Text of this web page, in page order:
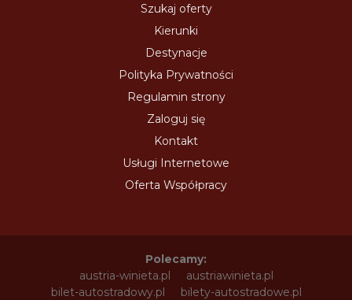
Szukaj oferty
Kierunki
Destynacje
Polityka Prywatności
Regulamin strony
Zaloguj się
Kontakt
Usługi Internetowe
Oferta Współpracy
Polecamy:
austria-winieta.pl
austriawinieta.pl
bilet-autostradowy.pl
bilety-autostradowe.pl